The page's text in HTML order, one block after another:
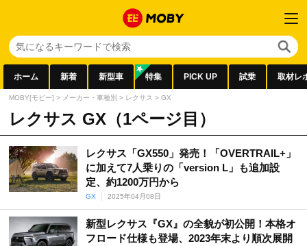
ホーム 新着 新型車 特集 PICK UP 試乗 取材レ
MOBY[モビー] > メーカー・車種別 > レクサス > GX
レクサス GX（1ページ目）
レクサス「GX550」発売！「OVERTRAIL+」
に加えて7人乗りの「version L」も追加設
定、約1200万円から
GX 2025年04月08日
新型レクサス『GX』の全貌が初公開！本格オ
フロード仕様も登場、2023年末より順次展開